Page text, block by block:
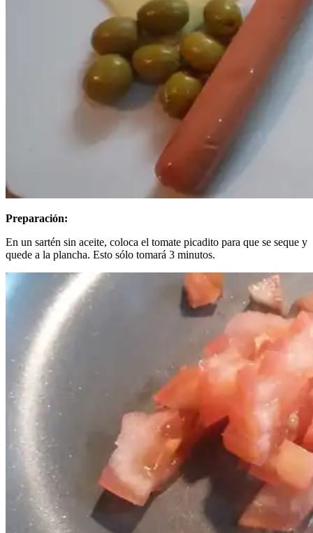
Preparación:
En un sartén sin aceite, coloca el tomate picadito para que se seque y
quede a la plancha. Esto sólo tomará 3 minutos.